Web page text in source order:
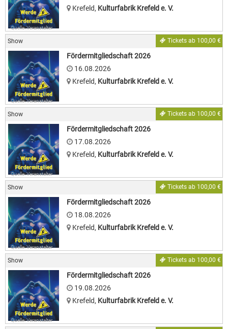
Quelle: Veranstalter
Krefeld, Kulturfabrik Krefeld e. V.
Show Tickets ab 100,00 €
Quelle: Veranstalter
Fördermitgliedschaft 2026
16.08.2026
Krefeld, Kulturfabrik Krefeld e. V.
Show Tickets ab 100,00 €
Quelle: Veranstalter
Fördermitgliedschaft 2026
17.08.2026
Krefeld, Kulturfabrik Krefeld e. V.
Show Tickets ab 100,00 €
Quelle: Veranstalter
Fördermitgliedschaft 2026
18.08.2026
Krefeld, Kulturfabrik Krefeld e. V.
Show Tickets ab 100,00 €
Quelle: Veranstalter
Fördermitgliedschaft 2026
19.08.2026
Krefeld, Kulturfabrik Krefeld e. V.